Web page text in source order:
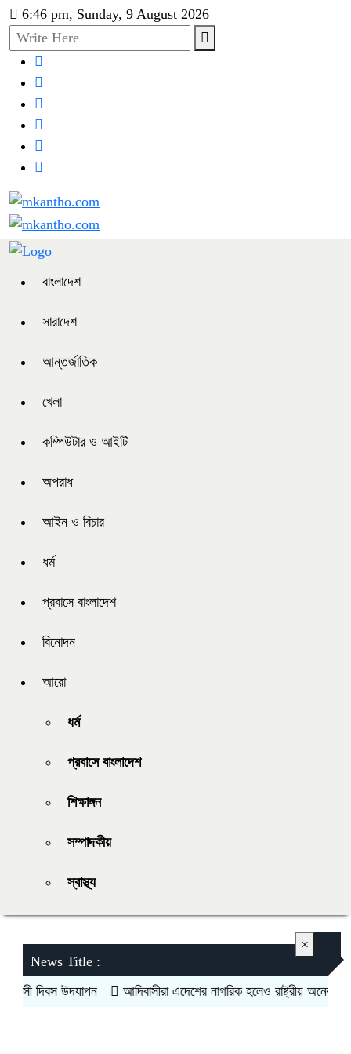
6:46 pm, Sunday, 9 August 2026
বাংলাদেশ
সারাদেশ
আন্তর্জাতিক
খেলা
কম্পিউটার ও আইটি
অপরাধ
আইন ও বিচার
ধর্ম
প্রবাসে বাংলাদেশ
বিনোদন
আরো
ধর্ম
প্রবাসে বাংলাদেশ
শিক্ষাঙ্গন
সম্পাদকীয়
স্বাস্থ্য
News Title :
দিবস উদযাপন
আদিবাসীরা এদেশের নাগরিক হলেও রাষ্ট্রীয় অনেক
×